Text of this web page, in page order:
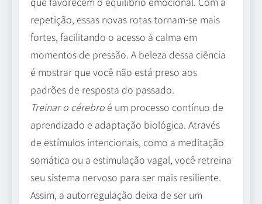
repetição, essas novas rotas tornam-se mais
fortes, facilitando o acesso à calma em
momentos de pressão. A beleza dessa ciência
é mostrar que você não está preso aos
padrões de resposta do passado.
Treinar o cérebro é um processo contínuo de
aprendizado e adaptação biológica. Através
de estímulos intencionais, como a meditação
somática ou a estimulação vagal, você retreina
seu sistema nervoso para ser mais resiliente.
Assim, a autorregulação deixa de ser um